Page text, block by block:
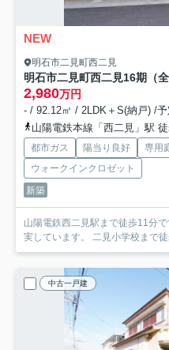
NEW
明石市二見町西二見
明石市二見町西二見16期（
2,980万円
- / 92.12㎡ / 2LDK＋S(納戸) /予
山陽電鉄本線「西二見」駅
都市ガス 陽当り良好 専用
ウォークインクロゼット
新築
山陽電鉄西二見駅まで徒歩11分
実しています。 二見小学校まで
中古一戸建